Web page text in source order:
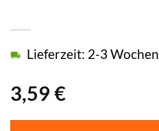
3,59 €
Lieferzeit: 2-3 Wochen